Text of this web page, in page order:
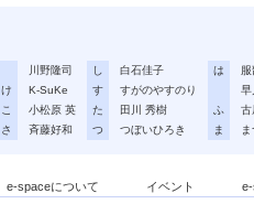
川野隆司
け
K-SuKe
こ
小松原 英
さ
斉藤好和
し
白石佳子
す
すがのやすのり
た
田川 秀樹
つ
つぼいひろき
は
早
ふ
古
ま
e-spaceについて イベント